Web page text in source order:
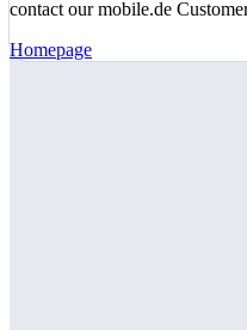
contact our mobile.de
Homepage